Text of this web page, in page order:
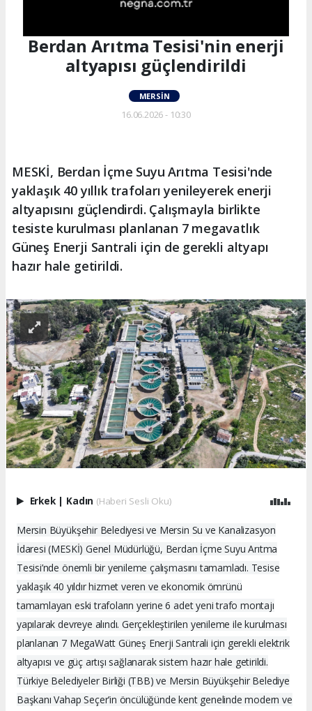
Berdan Arıtma Tesisi'nin enerji
altyapısı güçlendirildi
MERSIN
16.06.2026 - 10:30
MESKİ, Berdan İçme Suyu Arıtma Tesisi'nde
yaklaşık 40 yıllık trafoları yenileyerek enerji
altyapısını güçlendirdi. Çalışmayla birlikte
tesiste kurulması planlanan 7 megavatlık
Güneş Enerji Santrali için de gerekli altyapı
hazır hale getirildi.
Erkek | Kadın (Haberi Sesli Oku)
Mersin Büyükşehir Belediyesi ve Mersin Su ve Kanalizasyon
İdaresi (MESKİ) Genel Müdürlüğü, Berdan İçme Suyu Arıtma
Tesisi’nde önemli bir yenileme çalışmasını tamamladı. Tesise
yaklaşık 40 yıldır hizmet veren ve ekonomik ömrünü
tamamlayan eski trafoların yerine 6 adet yeni trafo montajı
yapılarak devreye alındı. Gerçekleştirilen yenileme ile kurulması
planlanan 7 MegaWatt Güneş Enerji Santrali için gerekli elektrik
altyapısı ve güç artışı sağlanarak sistem hazır hale getirildi.
Türkiye Belediyeler Birliği (TBB) ve Mersin Büyükşehir Belediye
Başkanı Vahap Seçer’in öncülüğünde kent genelinde modern ve